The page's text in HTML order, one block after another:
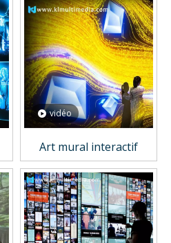
vidéo
Art mural interactif